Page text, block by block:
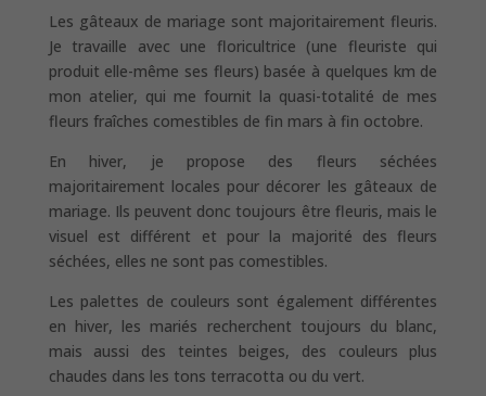
Les gâteaux de mariage sont majoritairement fleuris.
Je travaille avec une floricultrice (une fleuriste qui
produit elle-même ses fleurs) basée à quelques km de
mon atelier, qui me fournit la quasi-totalité de mes
fleurs fraîches comestibles de fin mars à fin octobre.
En hiver, je propose des fleurs séchées
majoritairement locales pour décorer les gâteaux de
mariage. Ils peuvent donc toujours être fleuris, mais le
visuel est différent et pour la majorité des fleurs
séchées, elles ne sont pas comestibles.
Les palettes de couleurs sont également différentes
en hiver, les mariés recherchent toujours du blanc,
mais aussi des teintes beiges, des couleurs plus
chaudes dans les tons terracotta ou du vert.